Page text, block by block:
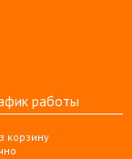
работы
корзину